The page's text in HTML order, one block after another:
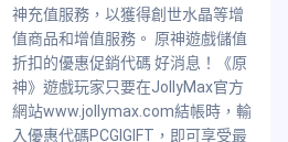
神充值服務，以獲得創世水晶等增
值商品和增值服務。 原神遊戲儲值
折扣的優惠促銷代碼 好消息！《原
神》遊戲玩家只要在JollyMax官方
網站www.jollymax.com結帳時，輸
入優惠代碼PCGIGIFT，即可享受最